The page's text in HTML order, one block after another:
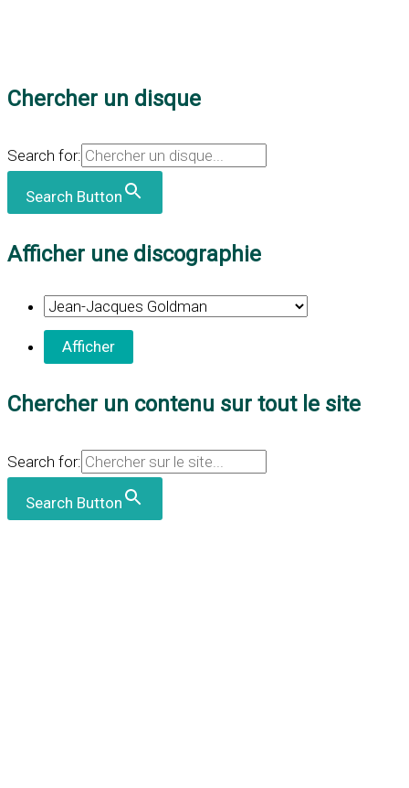
Chercher un disque
Search for:
Search Button
Afficher une discographie
Chercher un contenu sur tout le site
Search for:
Search Button